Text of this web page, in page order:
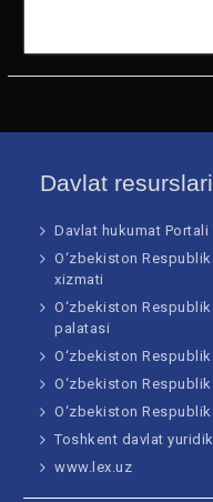
79184 n
Davlat resurslari
Davlat hukumat Portali
O‘zbekiston
xizmati
O‘zbekiston
palatasi
O‘zbekiston
O‘zbekiston
O‘zbekiston
Toshkent davlat
www.lex.uz